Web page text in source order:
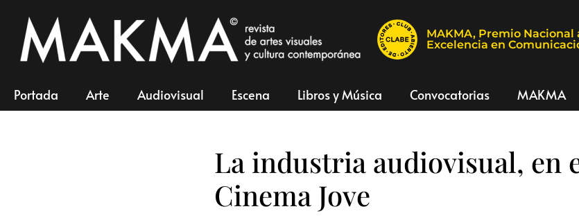
MAKMA, Premio Nacional
Excelencia en
Portada Arte Audiovisual Escena Libros y Música Convocatorias MAKMA
La industria audiovisual, en
Cinema Jove